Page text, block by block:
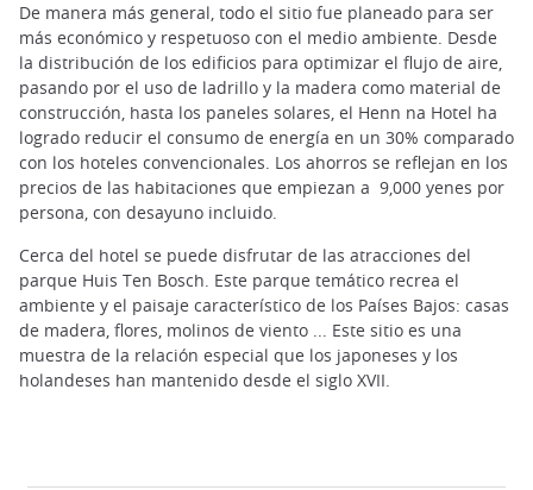
De manera más general, todo el sitio fue planeado para ser
más económico y respetuoso con el medio ambiente. Desde
la distribución de los edificios para optimizar el flujo de aire,
pasando por el uso de ladrillo y la madera como material de
construcción, hasta los paneles solares, el Henn na Hotel ha
logrado reducir el consumo de energía en un 30% comparado
con los hoteles convencionales. Los ahorros se reflejan en los
precios de las habitaciones que empiezan a 9,000 yenes por
persona, con desayuno incluido.
Cerca del hotel se puede disfrutar de las atracciones del
parque Huis Ten Bosch. Este parque temático recrea el
ambiente y el paisaje característico de los Países Bajos: casas
de madera, flores, molinos de viento ... Este sitio es una
muestra de la relación especial que los japoneses y los
holandeses han mantenido desde el siglo XVII.